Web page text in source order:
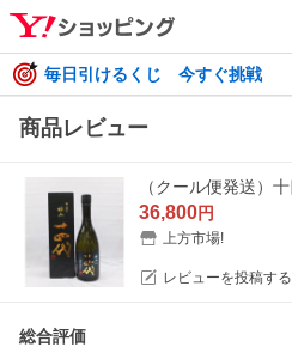
毎日引けるくじ 今すぐ挑戦
商品レビュー
36,800円
上方市場!
レビューを投稿する
総合評価